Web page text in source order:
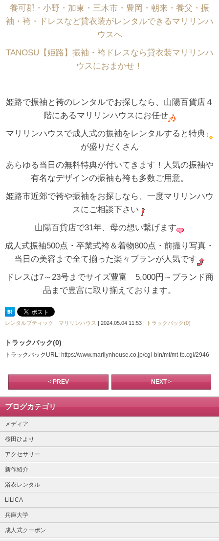
養可郡・小野・加東・三木市・豊岡・朝来・養父・振
袖・袴・ドレスなど貸衣装がレンタルできるマリリンハ
ウスへ
TANOSU【姫路】振袖・袴ドレスなら貸衣装マリリンハ
ウスにおまかせ！
姫路で振袖と袴のレンタルでお探しなら、山陽百貨店４
階にあるマリリンハウスにお任せ
マリリンハウスで成人式の振袖をレンタルすると特典
が盛りだくさん
あらゆる当日の無料特典が付いてきます！人気の振袖や
有名なデザインの振袖も袴も多数ご用意。
姫路市近郊で袴や振袖をお探しなら、一度マリリンハウ
スにご相談下さい
山陽百貨店で31年、母の想い繋げます
成人式振袖500点・卒業式袴＆着物800点・前撮り写真・
当日の美容まで全て揃った楽々プランが人気です
ドレスは7～23号までサイズ豊富 5,000円～ブランド商
品まで豊富に取り揃えております。
レンタルブティック マリリンハウス | 2024.05.04 11:53 | トラックバック(0)
トラックバック(0)
トラックバックURL: https://www.marilynhouse.co.jp/cgi-bin/mt/mt-tb.cgi/2946
< PREV NEXT >
ブログカテゴリ
メディア
桜田ひより
アクセサリー
新作紹介
浴衣レンタル
LiLiCA
兵庫大学
成人式クーポン